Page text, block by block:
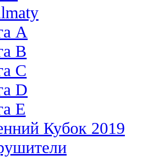
A
В
С
D
Е
Кубок 2019